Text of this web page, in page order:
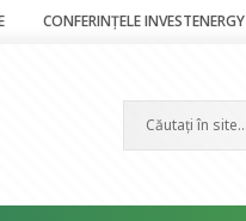
CONFERINȚELE INVESTENERGY